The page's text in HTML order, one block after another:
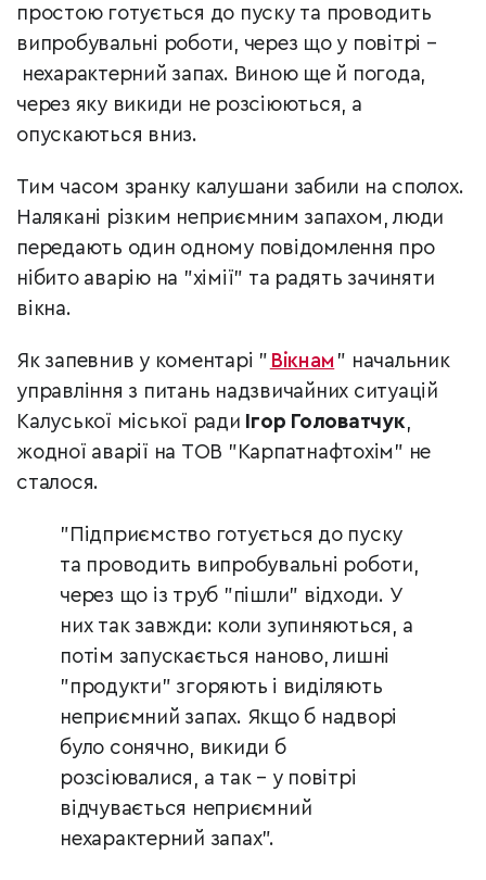
простою готується до пуску та проводить
випробувальні роботи, через що у повітрі –
нехарактерний запах. Виною ще й погода,
через яку викиди не розсіюються, а
опускаються вниз.
Тим часом зранку калушани забили на сполох.
Налякані різким неприємним запахом, люди
передають один одному повідомлення про
нібито аварію на "хімії" та радять зачиняти
вікна.
Як запевнив у коментарі " Вікнам " начальник
управління з питань надзвичайних ситуацій
Калуської міської ради Ігор Головатчук,
жодної аварії на ТОВ "Карпатнафтохім" не
сталося.
"Підприємство готується до пуску
та проводить випробувальні роботи,
через що із труб "пішли" відходи. У
них так завжди: коли зупиняються, а
потім запускається наново, лишні
"продукти" згоряють і виділяють
неприємний запах. Якщо б надворі
було сонячно, викиди б
розсіювалися, а так – у повітрі
відчувається неприємний
нехарактерний запах".